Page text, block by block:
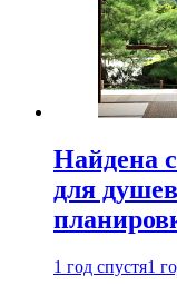
Найдена
для
1 год спустя1